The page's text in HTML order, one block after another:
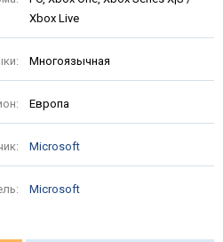
Xbox Live
Многоязычная
Европа
Microsoft
Microsoft